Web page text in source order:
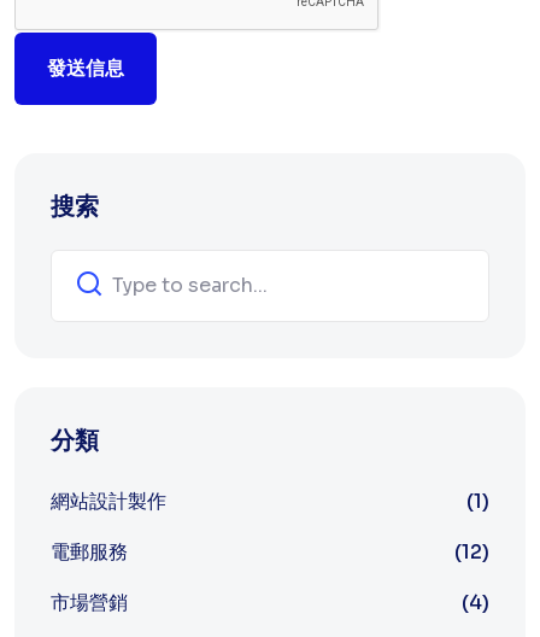
發送信息
搜索
分類
網站設計製作
(1)
電郵服務
(12)
市場營銷
(4)